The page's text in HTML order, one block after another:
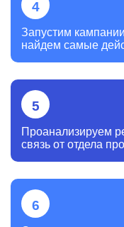
Запустим
найдем самые
Проанализируем
связь от отдела